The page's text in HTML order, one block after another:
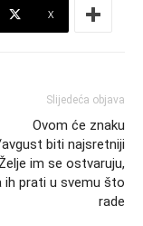
X
Slijedeća objava
Ovom će znaku
biti najsretniji
im se ostvaruju,
ih prati u svemu što
rade